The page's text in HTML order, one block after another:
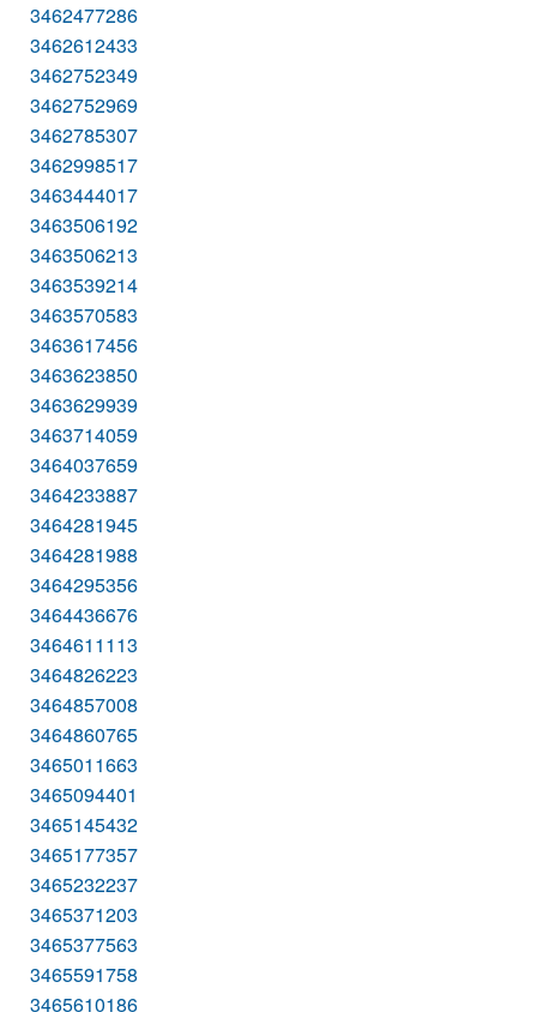
3462477286
3462612433
3462752349
3462752969
3462785307
3462998517
3463444017
3463506192
3463506213
3463539214
3463570583
3463617456
3463623850
3463629939
3463714059
3464037659
3464233887
3464281945
3464281988
3464295356
3464436676
3464611113
3464826223
3464857008
3464860765
3465011663
3465094401
3465145432
3465177357
3465232237
3465371203
3465377563
3465591758
3465610186